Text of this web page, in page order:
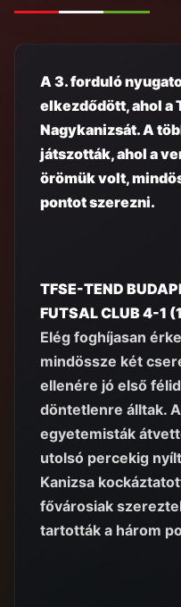
A 3. forduló
elkezdődött, ahol a
Nagykanizsát. A
játszották, ahol a
örömük volt,
pontot szerezni.
TFSE-TEND
FUTSAL CLUB 4-1
Elég foghíjasan
mindössze két
ellenére jó első
döntetlenre álltak.
egyetemisták
utolsó percekig
Kanizsa
fővárosiak
tartották a három